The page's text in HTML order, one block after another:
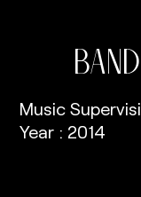
Music
Year : 2014